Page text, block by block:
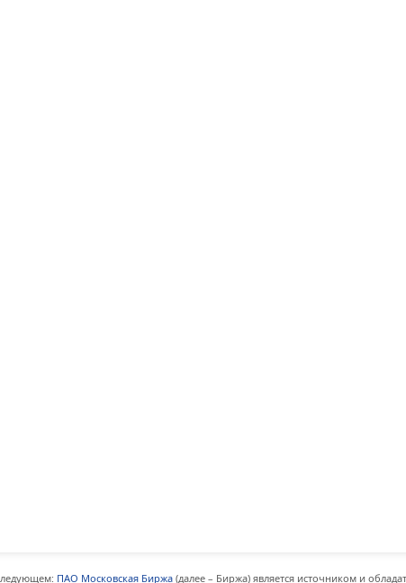
ПАО Московская Биржа (далее – Биржа) является источником и